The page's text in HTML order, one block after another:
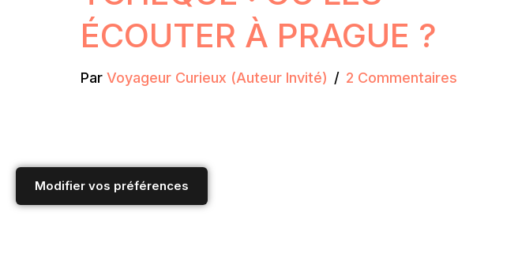
Modifier vos préférences
ÉCOUTER À PRAGUE ?
Par Voyageur Curieux (Auteur Invité) 2 Commentaires